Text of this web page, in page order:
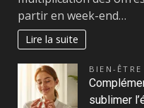
partir en week-end…
Lire la suite
BIEN-ÊTRE
sublimer